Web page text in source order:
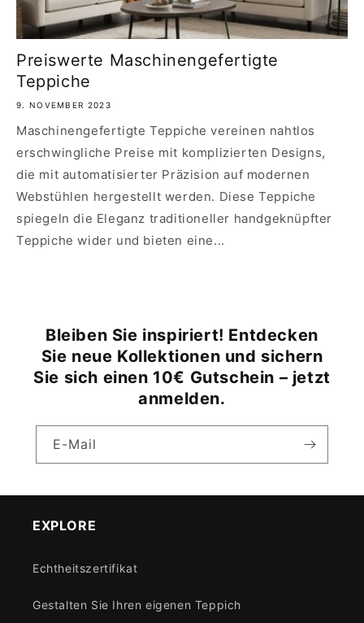
Preiswerte Maschinengefertigte
Teppiche
9. NOVEMBER 2023
Maschinengefertigte Teppiche vereinen nahtlos
erschwingliche Preise mit komplizierten Designs,
die mit automatisierter Präzision auf modernen
Webstühlen hergestellt werden. Diese Teppiche
spiegeln die Eleganz traditioneller handgeknüpfter
Teppiche wider und bieten eine...
Bleiben Sie inspiriert! Entdecken
Sie neue Kollektionen und sichern
Sie sich einen 10€ Gutschein – jetzt
anmelden.
E-Mail
EXPLORE
Echtheitszertifikat
Gestalten Sie Ihren eigenen Teppich